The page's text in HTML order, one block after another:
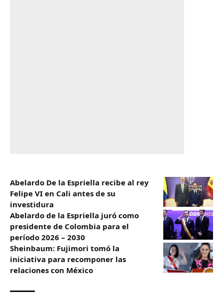
Abelardo De la Espriella recibe al rey
Felipe VI en Cali antes de su
investidura
Abelardo de la Espriella juró como
presidente de Colombia para el
período 2026 – 2030
Sheinbaum: Fujimori tomó la
iniciativa para recomponer las
relaciones con México